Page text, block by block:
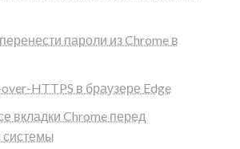
пароли из Chrome в
HTTPS в браузере Edge
вкладки Chrome перед
системы